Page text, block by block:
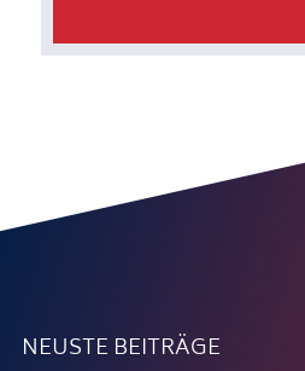
NEUSTE BEITRÄGE